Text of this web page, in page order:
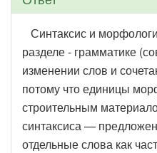
Синтаксис и
разделе - грамматике (
изменении слов и
потому что единицы
строительным
синтаксиса —
отдельные слова как